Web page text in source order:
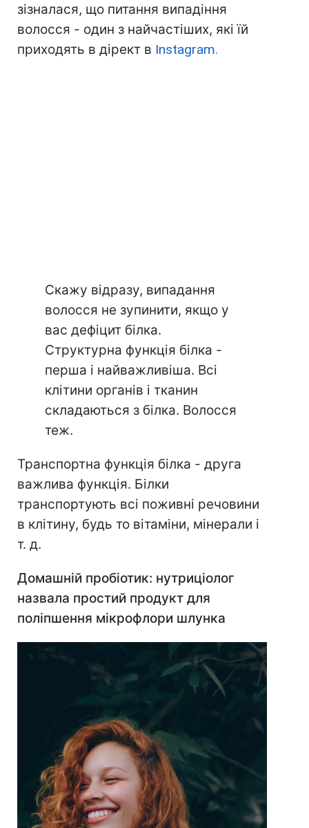
зізналася, що питання випадіння
волосся - один з найчастіших, які їй
приходять в дірект в Instagram.
Скажу відразу, випадання
волосся не зупинити, якщо у
вас дефіцит білка.
Структурна функція білка -
перша і найважливіша. Всі
клітини органів і тканин
складаються з білка. Волосся
теж.
Транспортна функція білка - друга
важлива функція. Білки
транспортують всі поживні речовини
в клітину, будь то вітаміни, мінерали і
т. д.⠀
Домашній пробіотик: нутриціолог
назвала простий продукт для
поліпшення мікрофлори шлунка